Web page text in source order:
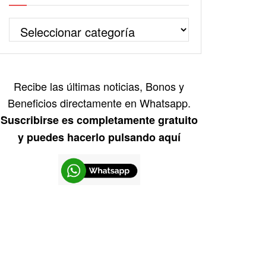
Recibe las últimas noticias, Bonos y
Beneficios directamente en Whatsapp.
Suscribirse es completamente gratuito
y puedes hacerlo pulsando aquí